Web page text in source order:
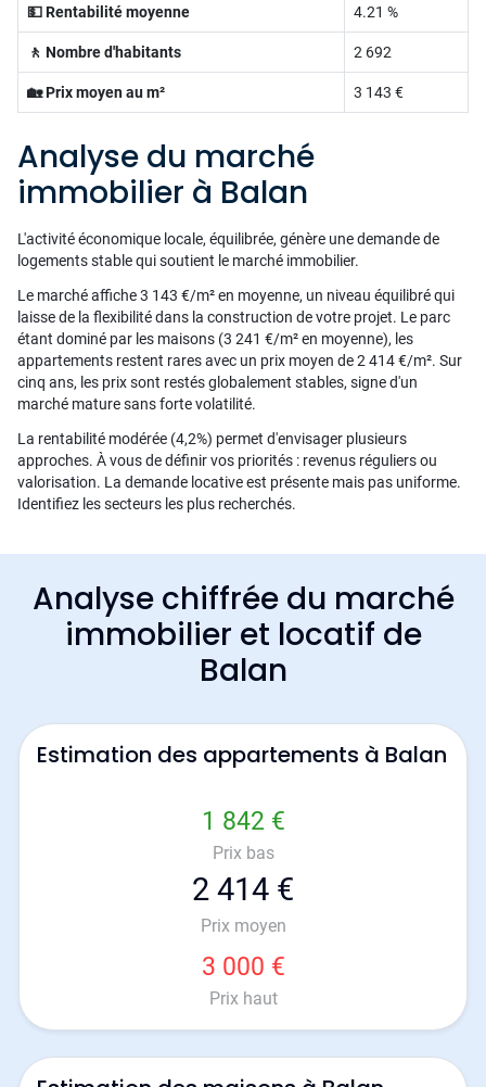
💵 Rentabilité moyenne 4.21 %
🚶 Nombre d'habitants 2 692
🏡 Prix moyen au m² 3 143 €
Analyse du marché
immobilier à Balan
L'activité économique locale, équilibrée, génère une demande de
logements stable qui soutient le marché immobilier.
Le marché affiche 3 143 €/m² en moyenne, un niveau équilibré qui
laisse de la flexibilité dans la construction de votre projet. Le parc
étant dominé par les maisons (3 241 €/m² en moyenne), les
appartements restent rares avec un prix moyen de 2 414 €/m². Sur
cinq ans, les prix sont restés globalement stables, signe d'un
marché mature sans forte volatilité.
La rentabilité modérée (4,2%) permet d'envisager plusieurs
approches. À vous de définir vos priorités : revenus réguliers ou
valorisation. La demande locative est présente mais pas uniforme.
Identifiez les secteurs les plus recherchés.
Analyse chiffrée du marché
immobilier et locatif de
Balan
Estimation des appartements à Balan
1 842 €
Prix bas
2 414 €
Prix moyen
3 000 €
Prix haut